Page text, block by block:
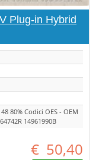
Plug-in Hybrid
80% Codici OES - OEM
14961990B
€ 50,40